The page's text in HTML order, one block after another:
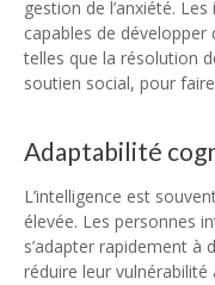
gestion de l’anxiété.
capables de
telles que la résolution
soutien social, pour
Adaptabilité
L’intelligence est
élevée. Les personnes
s’adapter rapidement à
réduire leur vulnérabilité